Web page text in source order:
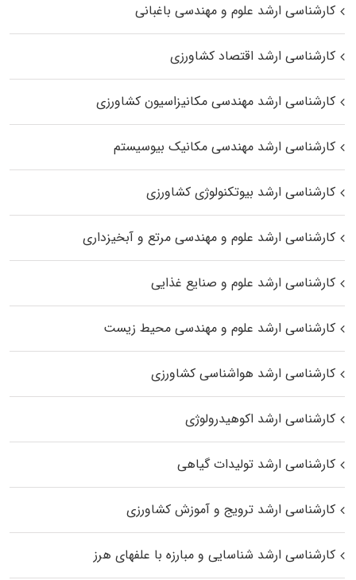
کارشناسی ارشد علوم و مهندسی باغبانی
کارشناسی ارشد اقتصاد کشاورزی
کارشناسی ارشد مهندسی مکانیزاسیون کشاورزی
کارشناسی ارشد مهندسی مکانیک بیوسیستم
کارشناسی ارشد بیوتکنولوژی کشاورزی
کارشناسی ارشد علوم و مهندسی مرتع و آبخیزداری
کارشناسی ارشد علوم و صنایع غذایی
کارشناسی ارشد علوم و مهندسی محیط زیست
کارشناسی ارشد هواشناسی کشاورزی
کارشناسی ارشد اکوهیدرولوژی
کارشناسی ارشد تولیدات گیاهی
کارشناسی ارشد ترویج و آموزش کشاورزی
کارشناسی ارشد شناسایی و مبارزه با علفهای هرز